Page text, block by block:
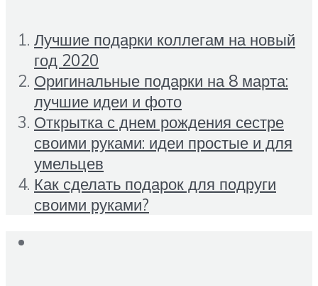
Лучшие подарки коллегам на новый
год 2020
Оригинальные подарки на 8 марта:
лучшие идеи и фото
Открытка с днем рождения сестре
своими руками: идеи простые и для
умельцев
Как сделать подарок для подруги
своими руками?